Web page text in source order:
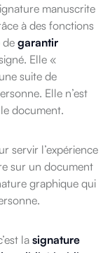
manuscrite
à des fonctions
de garantir
Elle «
suite de
Elle n’est
document.
servir l’expérience
sur un document
graphique qui
la signature